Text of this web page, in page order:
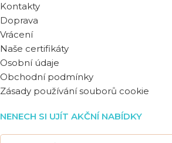
Kontakty
Doprava
Vrácení
Naše certifikáty
Osobní údaje
Obchodní podmínky
Zásady používání souborů cookie
NENECH SI UJÍT AKČNÍ NABÍDKY